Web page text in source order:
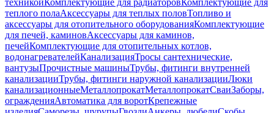
техникойКомплектующие для радиаторовКомплектующие для
теплого полаАксессуары для теплых половТопливо и
аксессуары для отопительного оборудованияКомплектующие
для печей, каминовАксессуары для каминов,
печейКомплектующие для отопительных котлов,
водонагревателейКанализацияТросы сантехнические,
вантузыПрочистные машиныТрубы, фитинги внутренней
канализацииТрубы, фитинги наружной канализацииЛюки
канализационныеМеталлопрокатМеталлопрокатСваиЗаборы,
огражденияАвтоматика для воротКрепежные